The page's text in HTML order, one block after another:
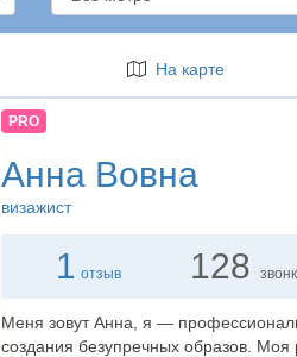
На карте
PRO
Анна Вовна
визажист
1 отзыв 128
Меня зовут Анна, я —
создания безупречных образов. Моя